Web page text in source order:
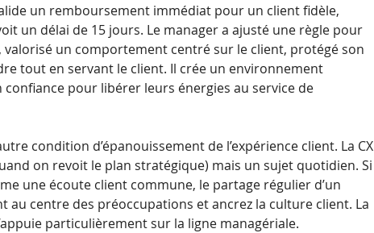
un remboursement immédiat pour un client fidèle,
un délai de 15 jours. Le manager a ajusté une règle pour
un comportement centré sur le client, protégé son
tout en servant le client. Il crée un environnement
pour libérer leurs énergies au service de
condition d’épanouissement de l’expérience client. La CX
on revoit le plan stratégique) mais un sujet quotidien. Si
une écoute client commune, le partage régulier d’un
au centre des préoccupations et ancrez la culture client. La
particulièrement sur la ligne managériale.